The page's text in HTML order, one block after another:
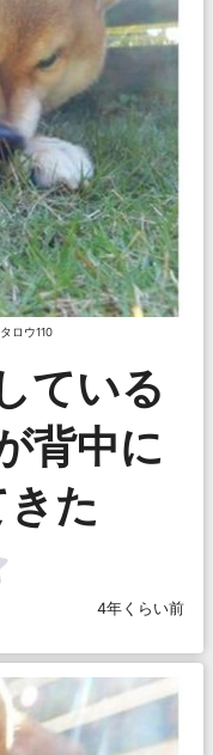
ロウ110
ている
背中に
た
4年くらい前